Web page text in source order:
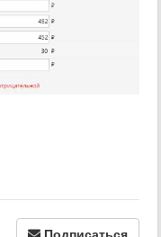
Подписаться